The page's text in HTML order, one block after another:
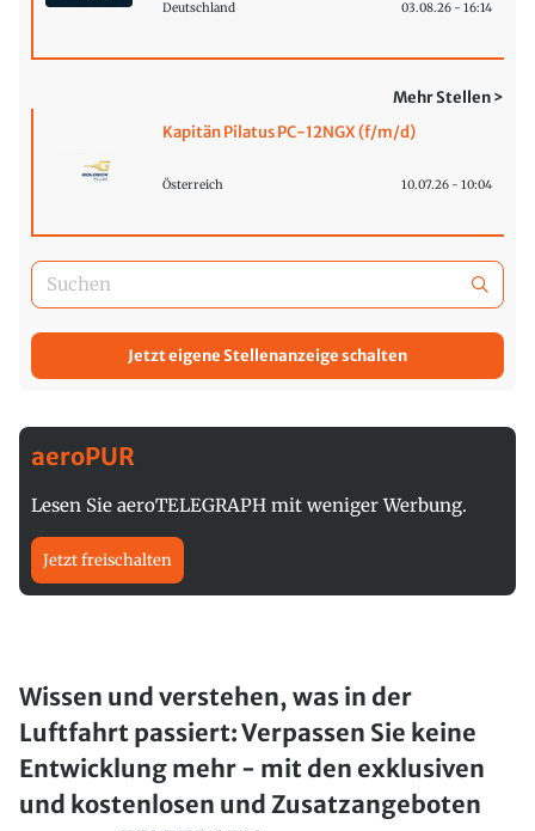
Deutschland 03.08.26 - 16:14
Mehr Stellen >
Kapitän Pilatus PC-12NGX (f/m/d)
Österreich 10.07.26 - 10:04
Jetzt eigene Stellenanzeige schalten
aeroPUR
Lesen Sie aeroTELEGRAPH mit weniger Werbung.
Jetzt freischalten
Wissen und verstehen, was in der
Luftfahrt passiert: Verpassen Sie keine
Entwicklung mehr - mit den exklusiven
und kostenlosen und Zusatzangeboten